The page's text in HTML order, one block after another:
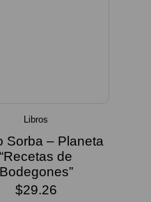
Libros
Sorba – Planeta
“Recetas de
Bodegones”
$29.26